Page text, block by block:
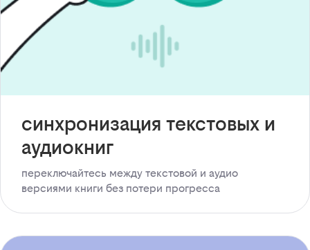
синхронизация текстовых и
аудиокниг
переключайтесь между текстовой и аудио
версиями книги без потери прогресса